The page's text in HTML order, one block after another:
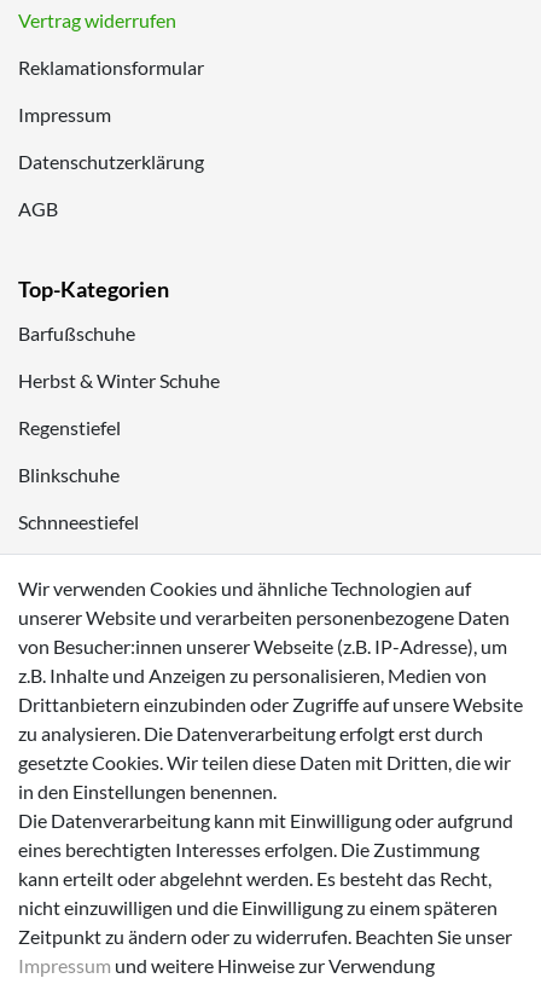
Vertrag widerrufen
Reklamationsformular
Impressum
Datenschutzerklärung
AGB
Top-Kategorien
Barfußschuhe
Herbst & Winter Schuhe
Regenstiefel
Blinkschuhe
Schnneestiefel
Sneaker
Zahlungsmöglichkeiten
Versanddienstleister
Wir verwenden Cookies und ähnliche Technologien auf
unserer Website und verarbeiten personenbezogene Daten
von Besucher:innen unserer Webseite (z.B. IP-Adresse), um
z.B. Inhalte und Anzeigen zu personalisieren, Medien von
Drittanbietern einzubinden oder Zugriffe auf unsere Website
zu analysieren. Die Datenverarbeitung erfolgt erst durch
gesetzte Cookies. Wir teilen diese Daten mit Dritten, die wir
in den Einstellungen benennen.
Die Datenverarbeitung kann mit Einwilligung oder aufgrund
eines berechtigten Interesses erfolgen. Die Zustimmung
kann erteilt oder abgelehnt werden. Es besteht das Recht,
nicht einzuwilligen und die Einwilligung zu einem späteren
Zeitpunkt zu ändern oder zu widerrufen. Beachten Sie unser
Impressum und weitere Hinweise zur Verwendung